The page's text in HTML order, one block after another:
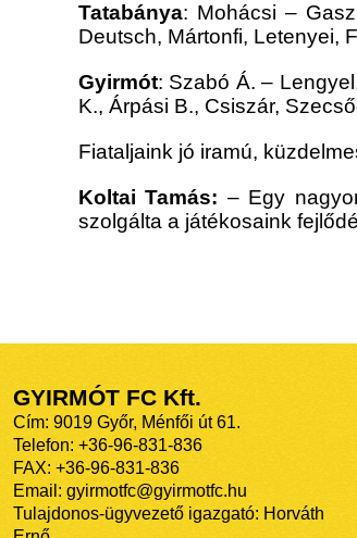
Tatabánya: Mohácsi –
Deutsch, Mártonfi, Letenyei,
Gyirmót: Szabó Á. –
K., Árpási B., Csiszár,
Fiataljaink jó iramú,
Koltai Tamás: – Egy
szolgálta a játékosaink
GYIRMÓT FC Kft.
Cím: 9019 Győr, Ménfői út 61.
Telefon: +36-96-831-836
FAX: +36-96-831-836
Email: gyirmotfc@gyirmotfc.hu
Tulajdonos-ügyvezető igazgató: Horváth